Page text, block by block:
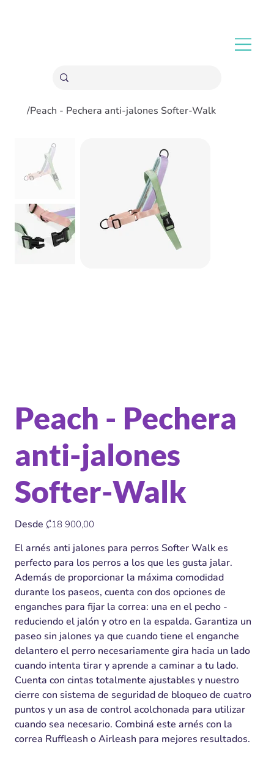
/Peach - Pechera anti-jalones Softer-Walk
Peach - Pechera
anti-jalones
Softer-Walk
Desde Precio
₡18 900,00
El arnés anti jalones para perros Softer Walk es
perfecto para los perros a los que les gusta jalar.
Además de proporcionar la máxima comodidad
durante los paseos, cuenta con dos opciones de
enganches para fijar la correa: una en el pecho -
reduciendo el jalón y otro en la espalda. Garantiza un
paseo sin jalones ya que cuando tiene el enganche
delantero el perro necesariamente gira hacia un lado
cuando intenta tirar y aprende a caminar a tu lado.
Cuenta con cintas totalmente ajustables y nuestro
cierre con sistema de seguridad de bloqueo de cuatro
puntos y un asa de control acolchonada para utilizar
cuando sea necesario. Combiná este arnés con la
correa Ruffleash o Airleash para mejores resultados.